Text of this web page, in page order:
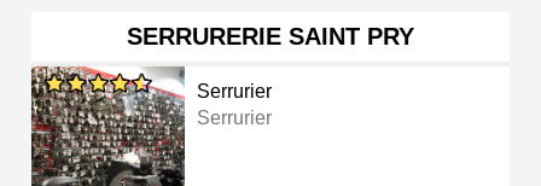
SERRURERIE SAINT PRY
Serrurier
Serrurier